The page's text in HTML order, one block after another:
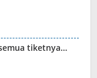
tiketnya…